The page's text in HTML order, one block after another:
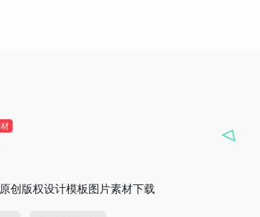
创版权设计模板图片素材下载